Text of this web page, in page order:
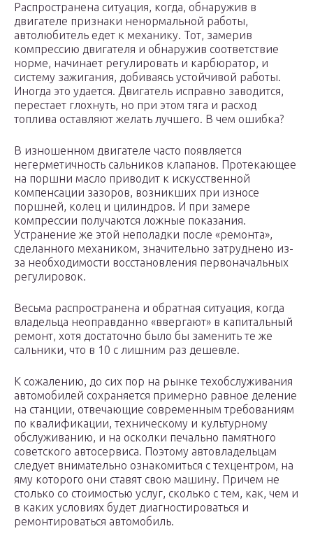
Распространена ситуация, когда, обнаружив в
двигателе признаки ненормальной работы,
автолюбитель едет к механику. Тот, замерив
компрессию двигателя и обнаружив соответствие
норме, начинает регулировать и карбюратор, и
систему зажигания, добиваясь устойчивой работы.
Иногда это удается. Двигатель исправно заводится,
перестает глохнуть, но при этом тяга и расход
топлива оставляют желать лучшего. В чем ошибка?
В изношенном двигателе часто появляется
негерметичность сальников клапанов. Протекающее
на поршни масло приводит к искусственной
компенсации зазоров, возникших при износе
поршней, колец и цилиндров. И при замере
компрессии получаются ложные показания.
Устранение же этой неполадки после «ремонта»,
сделанного механиком, значительно затруднено из-
за необходимости восстановления первоначальных
регулировок.
Весьма распространена и обратная ситуация, когда
владельца неоправданно «ввергают» в капитальный
ремонт, хотя достаточно было бы заменить те же
сальники, что в 10 с лишним раз дешевле.
К сожалению, до сих пор на рынке техобслуживания
автомобилей сохраняется примерно равное деление
на станции, отвечающие современным требованиям
по квалификации, техническому и культурному
обслуживанию, и на осколки печально памятного
советского автосервиса. Поэтому автовладельцам
следует внимательно ознакомиться с техцентром, на
яму которого они ставят свою машину. Причем не
столько со стоимостью услуг, сколько с тем, как, чем и
в каких условиях будет диагностироваться и
ремонтироваться автомобиль.